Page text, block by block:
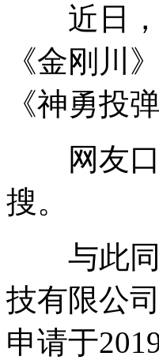
近日，
《金刚川
《神勇投
网友口
搜。
与此同
技有限公
申请于